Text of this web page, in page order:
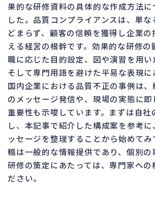
果的な研修資料の具体的な作成方法に
した。品質コンプライアンスは、単な
どまらず、顧客の信頼を獲得し企業
える経営の根幹です。効果的な研修
職に応じた目的設定、図や演習を用い
そして専門用語を避けた平易な表現に
国内企業における品質不正の事例は、
のメッセージ発信や、現場の実態に即
重要性も示唆しています。まずは自社
し、本記事で紹介した構成案を参考
ッセージを整理することから始めて
稿は一般的な情報提供であり、個別の
研修の策定にあたっては、専門家への
ださい。